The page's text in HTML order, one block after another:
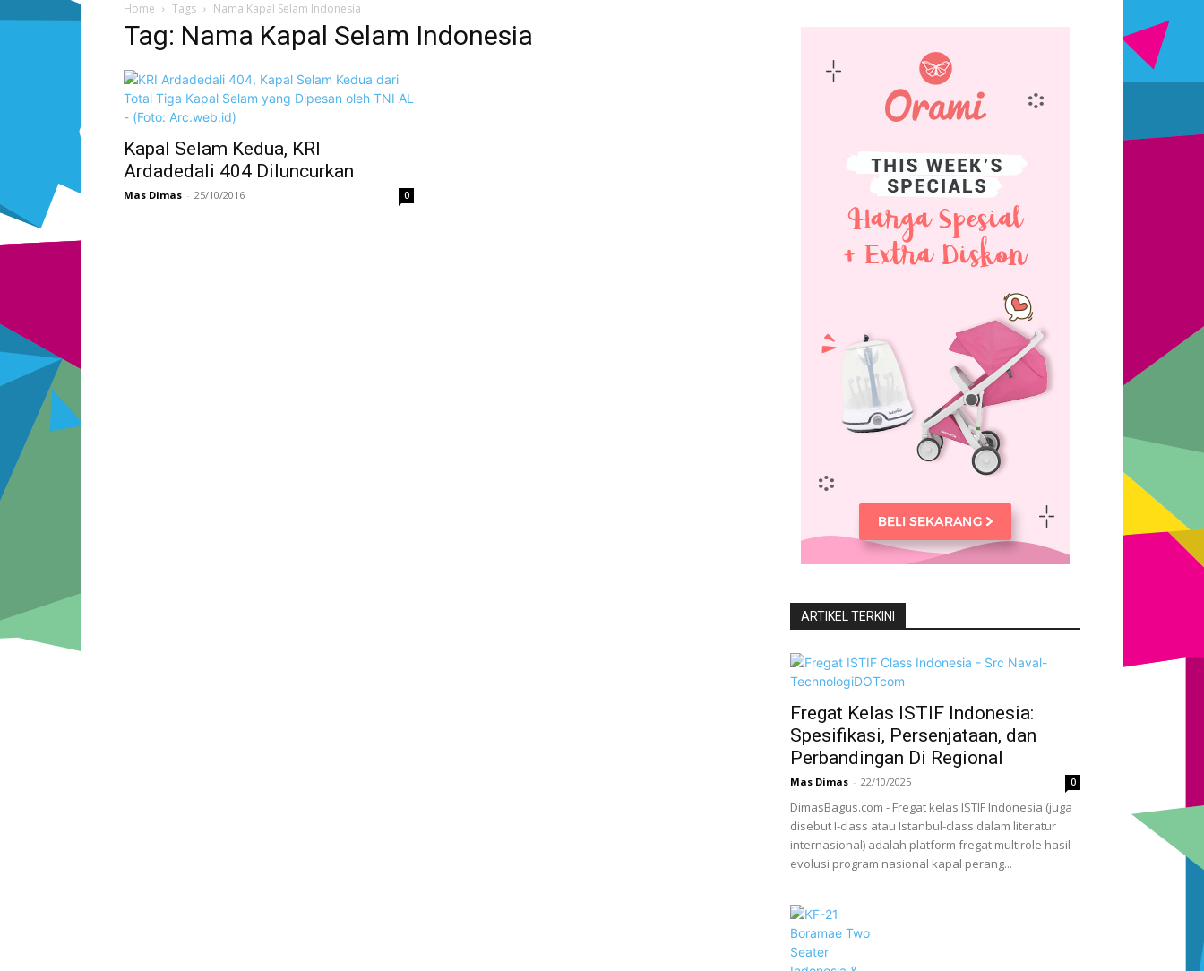
Home Tags Nama Kapal Selam Indonesia
Tag: Nama Kapal Selam Indonesia
Kapal Selam Kedua, KRI
Ardadedali 404 Diluncurkan
Mas Dimas - 25/10/2016 0
ARTIKEL TERKINI
Fregat Kelas ISTIF Indonesia:
Spesifikasi, Persenjataan, dan
Perbandingan Di Regional
Mas Dimas - 22/10/2025 0
DimasBagus.com - Fregat kelas ISTIF Indonesia (juga
disebut I-class atau Istanbul-class dalam literatur
internasional) adalah platform fregat multirole hasil
evolusi program nasional kapal perang...